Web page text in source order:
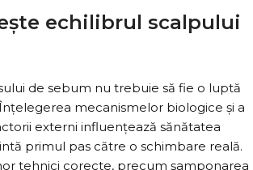
echilibrul scalpului
de sebum nu trebuie să fie o luptă
mecanismelor biologice și a
externi influențează sănătatea
primul pas către o schimbare reală.
tehnici corecte, precum șamponarea